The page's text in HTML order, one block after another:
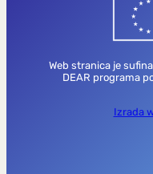
Web stranica je
DEAR programa
Izrada